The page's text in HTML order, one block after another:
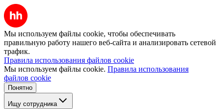
Мы используем файлы cookie, чтобы обеспечивать
правильную работу нашего веб-сайта и анализировать сетевой
трафик.
Правила использования файлов cookie
Мы используем файлы cookie. Правила использования
файлов cookie
Понятно
Ищу сотрудника